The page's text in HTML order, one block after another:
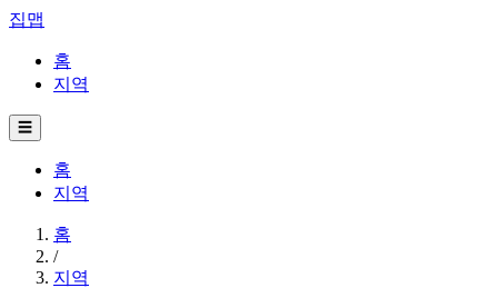
집맵
홈
지역
☰
홈
지역
홈
/
지역